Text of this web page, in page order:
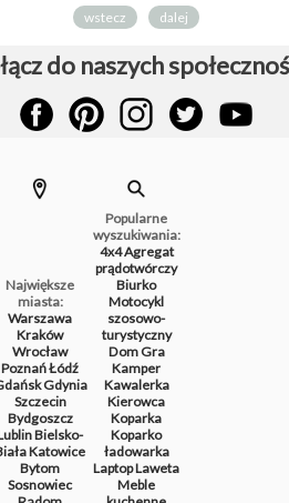
wstecz dalej
do naszych
Największe
miasta:
Warszawa
Kraków
Wrocław
PoznańŁódź
Gdynia
Szczecin
Bydgoszcz
Bielsko-
Katowice
Bytom
Sosnowiec
Popularne
wyszukiwania:
4x4Agregat
prądotwórczy
Biurko
Motocykl
szosowo-
turystyczny
DomGra
Kamper
Kawalerka
Kierowca
Koparka
Koparko
ładowarka
LaptopLaweta
Meble